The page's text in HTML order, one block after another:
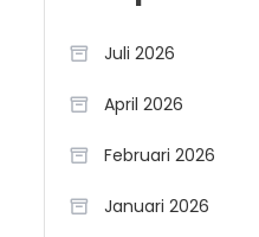
Juli 2026
April 2026
Februari 2026
Januari 2026